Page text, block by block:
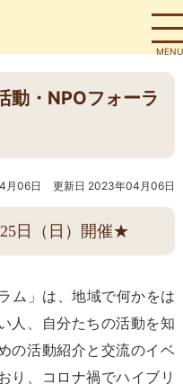
MENU
動・NPOフォーラ
月06日 更新日 2023年04月06日
日（日）開催★
ム」は、地域で何かをは
人、自分たちの活動を知
の活動紹介と交流のイベ
り、コロナ禍でハイブリ